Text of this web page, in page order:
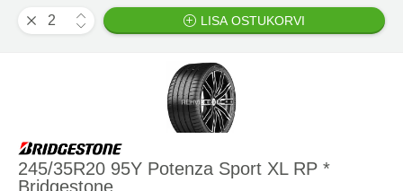
LISA OSTUKORVI
245/35R20 95Y Potenza Sport XL RP *
Bridgestone